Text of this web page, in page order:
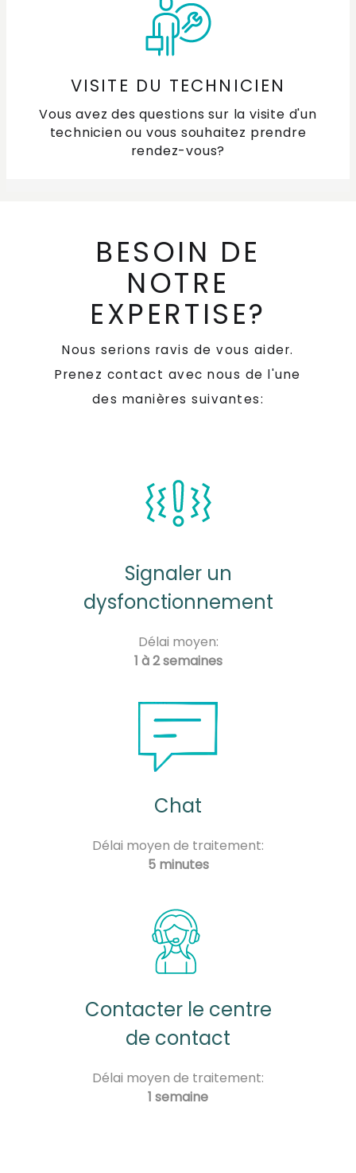
VISITE DU TECHNICIEN
Vous avez des questions sur la visite d'un
technicien ou vous souhaitez prendre
rendez-vous?
BESOIN DE
NOTRE
EXPERTISE?
Nous serions ravis de vous aider.
Prenez contact avec nous de l'une
des manières suivantes:
Signaler un
dysfonctionnement
Délai moyen:
1 à 2 semaines
Chat
Délai moyen de traitement:
5 minutes
Contacter le centre
de contact
Délai moyen de traitement:
1 semaine